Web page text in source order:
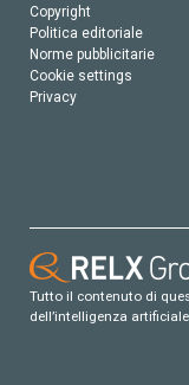
Copyright
Politica editoriale
Norme pubblicitarie
Cookie settings
Privacy
Tutto il contenuto di
dell’intelligenza